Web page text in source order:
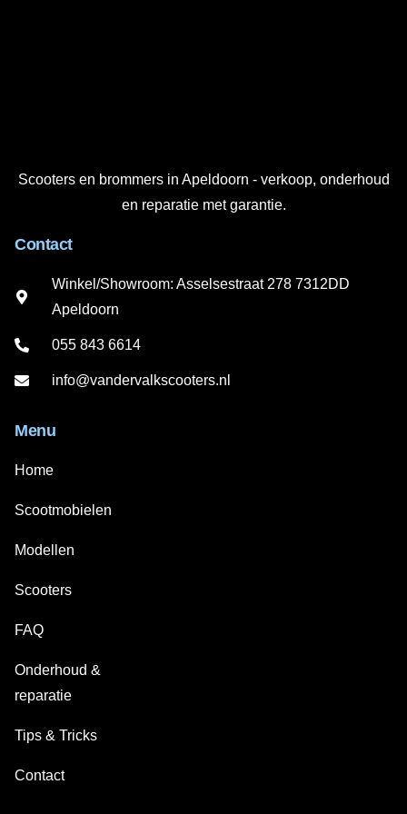
Scooters en brommers in Apeldoorn - verkoop, onderhoud
en reparatie met garantie.
Contact
Winkel/Showroom: Asselsestraat 278 7312DD
Apeldoorn
055 843 6614
info@vandervalkscooters.nl
Menu
Home
Scootmobielen
Modellen
Scooters
FAQ
Onderhoud &
reparatie
Tips & Tricks
Contact